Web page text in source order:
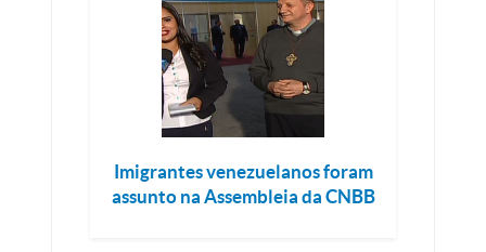
Imigrantes venezuelanos foram
assunto na Assembleia da CNBB